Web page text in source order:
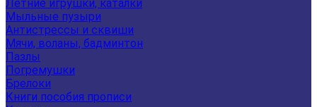
Летние игрушки, каталки
Мыльные пузыри
Антистрессы и сквиши
Мячи, воланы, бадминтон
Пазлы
Погремушки
Брелоки
Книги пособия прописи